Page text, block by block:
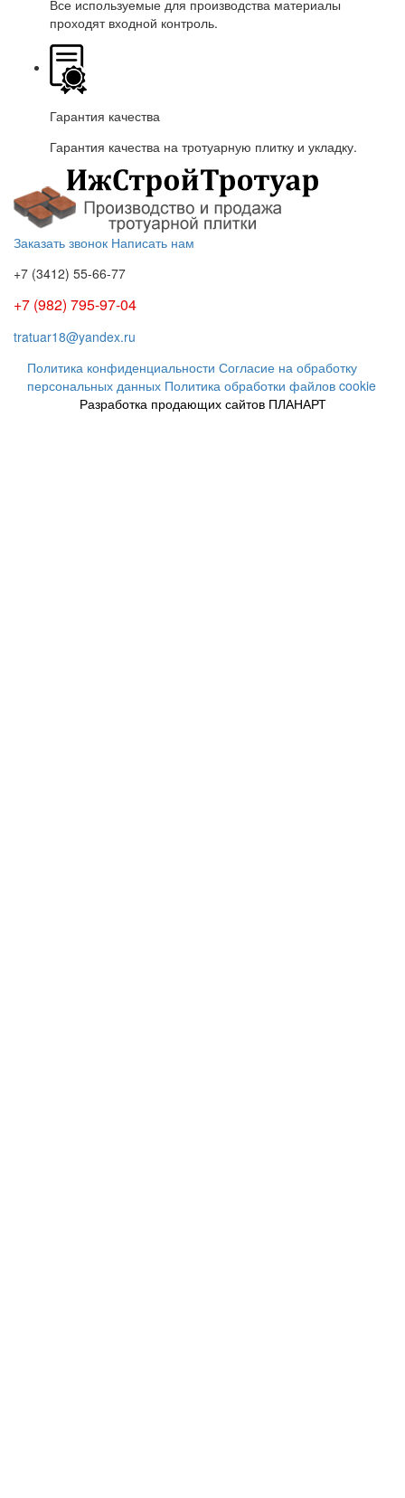
Все используемые для производства материалы
проходят входной контроль.
Гарантия качества
Гарантия качества на тротуарную плитку и укладку.
Заказать звонок Написать нам
+7 (3412) 55-66-77
+7 (982) 795-97-04
tratuar18@yandex.ru
Политика конфиденциальности Согласие на обработку
персональных данных Политика обработки файлов cookie
Разработка продающих сайтов ПЛАНАРТ